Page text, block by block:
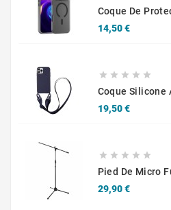
14,50 €Prix
    
19,50 €Prix
    
Pied De Micro
29,90 €Prix